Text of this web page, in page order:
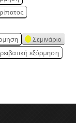
Σεμινάριο
εξόρμηση